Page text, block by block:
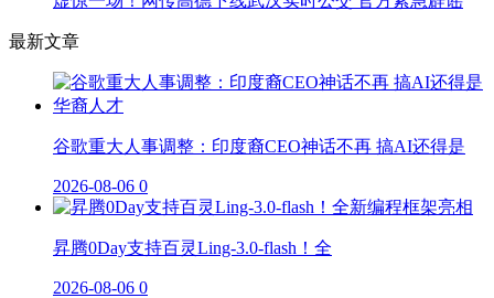
最新文章
谷歌重大人事调整：印度裔CEO神话不再 搞AI还得是
2026-08-06 0
昇腾0Day支持百灵Ling-3.0-flash！全
2026-08-06 0